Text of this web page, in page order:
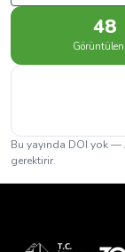
48
Bu yayında DOI yok
gerektirir.